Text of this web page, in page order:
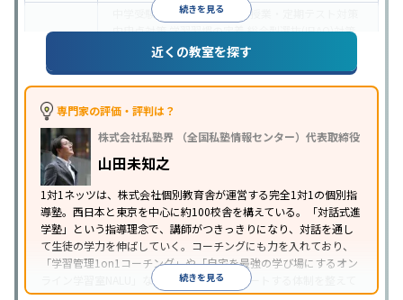
続きを見る
中学受験 高校受験大学受験
授業・定期テスト対策
内申点対策学習習慣の定着総合型選抜(旧AO)対策
推薦入試対策 学校別特化対策
特徴
中高一貫校生に対応
ブレットを利用
季節講習のみの受講可自習室あり
近くの教室を探す
専門家の評価・評判は？
株式会社私塾界 （全国私塾情報センター）代表取締役
山田未知之
1対1ネッツは、株式会社個別教育舎が運営する完全1対1の個別指
導塾。西日本と東京を中心に約100校舎を構えている。「対話式進
学塾」という指導理念で、講師がつきっきりになり、対話を通し
て生徒の学力を伸ばしていく。コーチングにも力を入れており、
「学習管理1on1コーチング」や「自宅を最強の学び場にするオン
ライン学習室NALU」など、自宅学習もサポートする体制を整えて
いる。
続きを見る